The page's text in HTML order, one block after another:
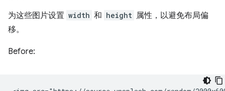
为这些图片设置 width 和 height 属性，以避免布局偏
移。
Before: